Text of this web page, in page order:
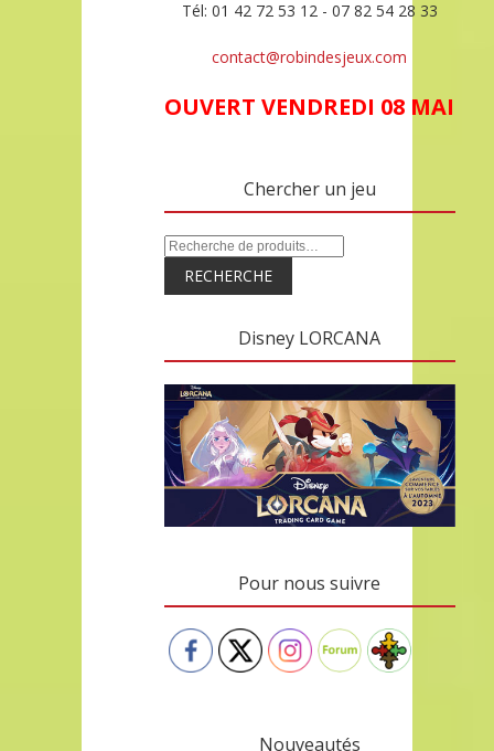
Tél: 01 42 72 53 12 - 07 82 54 28 33
contact@robindesjeux.com
OUVERT VENDREDI 08 MAI
Chercher un jeu
RECHERCHE
Disney LORCANA
Pour nous suivre
Nouveautés